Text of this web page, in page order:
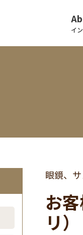
イ
眼鏡、
お
リ）